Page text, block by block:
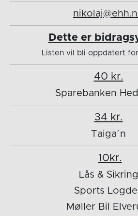
Dette er
Listen vil bli oppdatert
40 kr.
Sparebanken
34 kr.
Taiga´n
10kr.
Lås & Sikring
Sports
Møller Bil